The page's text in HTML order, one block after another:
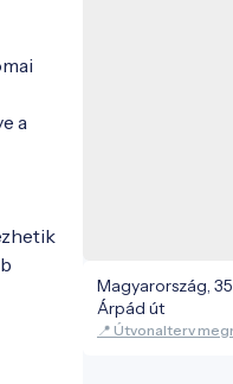
a
Magyarország,
Árpád út
📍 Útvonalterv